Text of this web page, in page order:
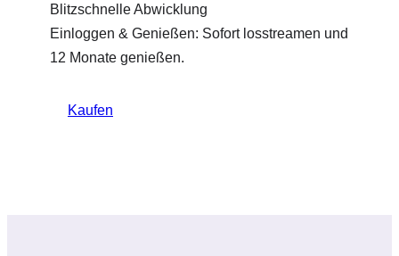
Blitzschnelle Abwicklung
Einloggen & Genießen: Sofort losstreamen und
12 Monate genießen.
Kaufen